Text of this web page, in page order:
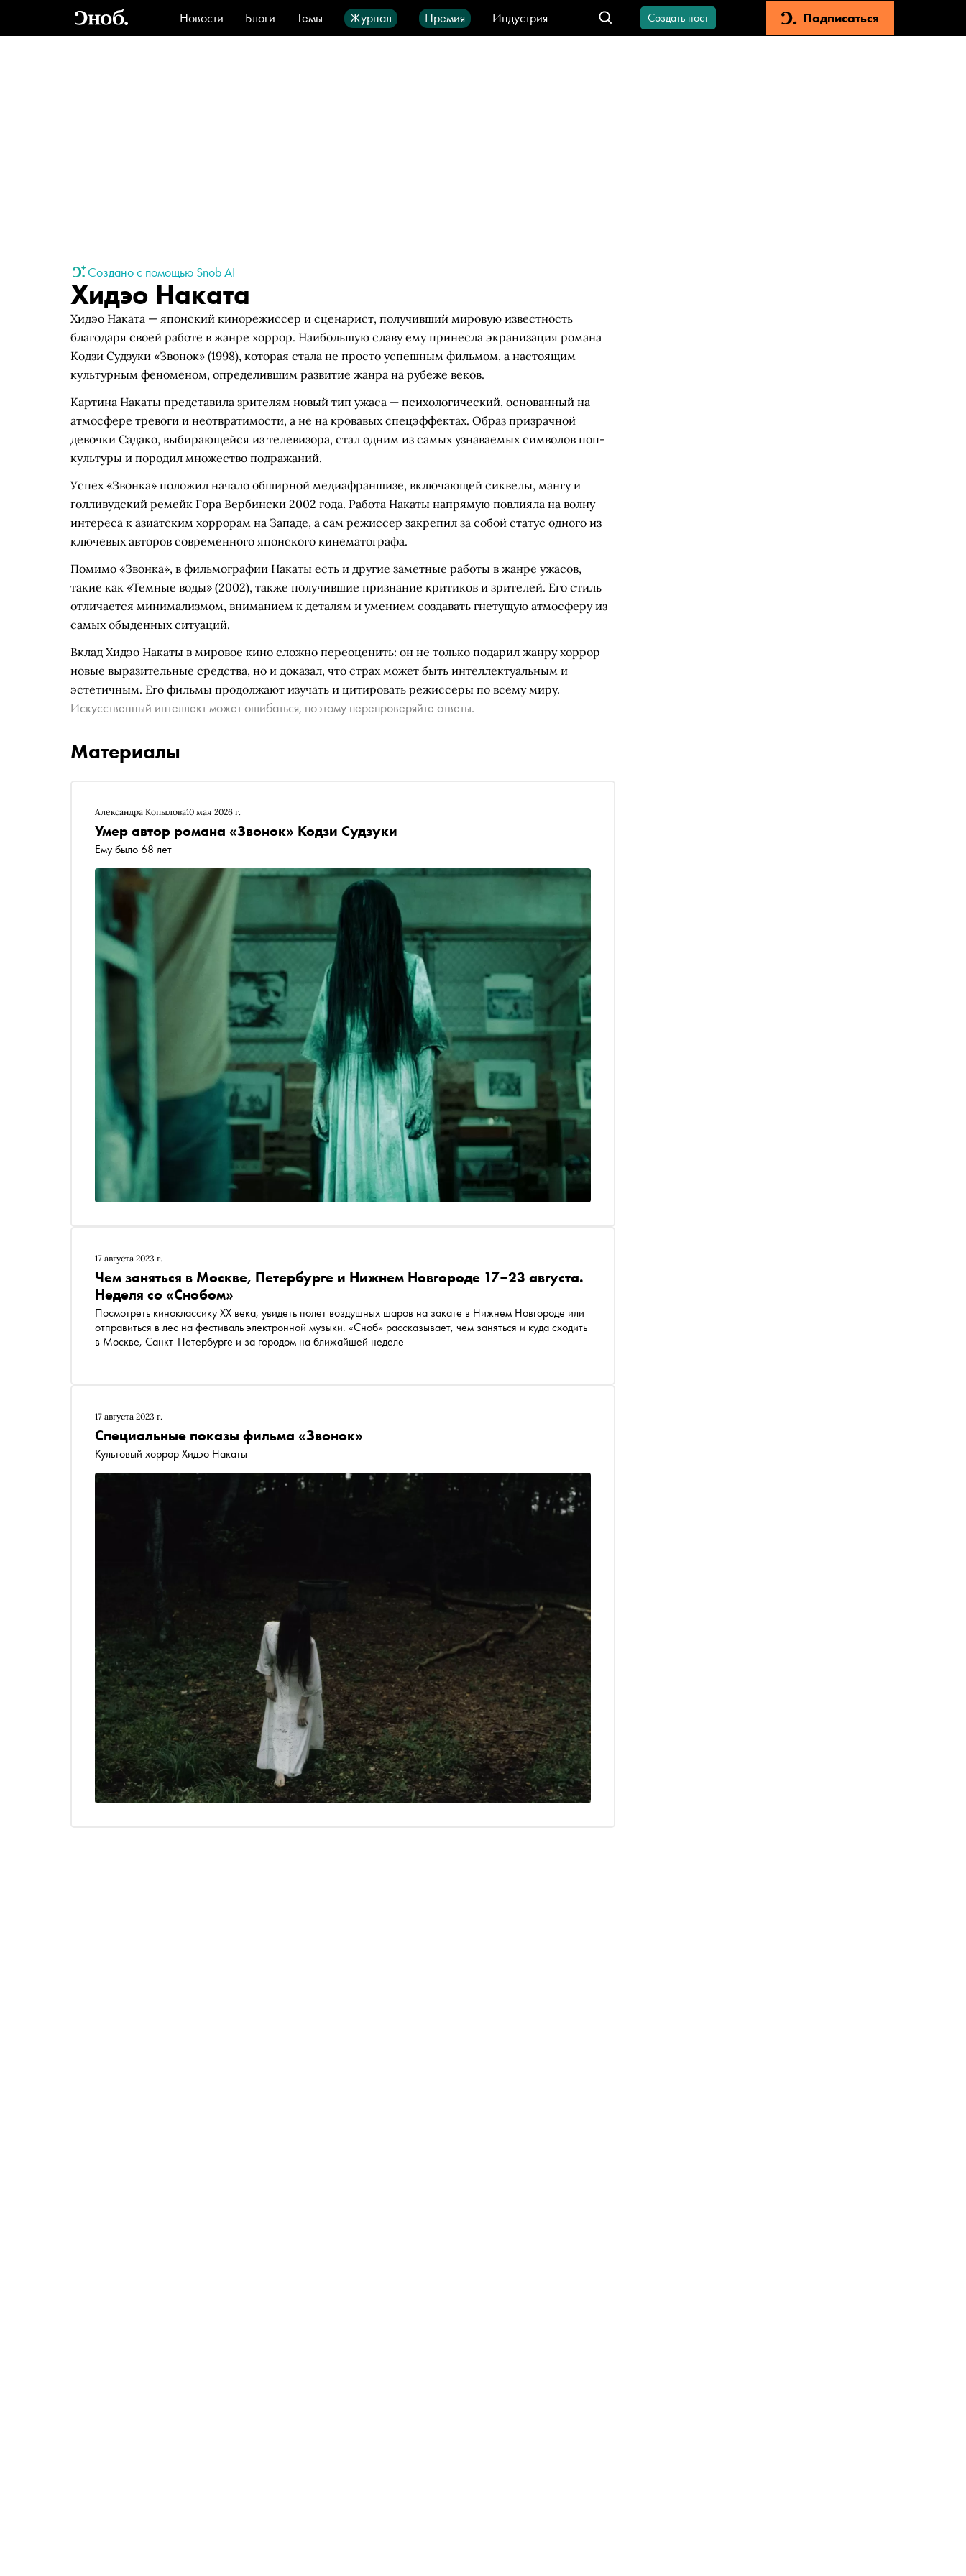
Новости Блоги Темы Журнал Премия
Индустрия
Стиль
Видео Город IT-продукты
Создать пост Подписаться
Создано с помощью Snob AI
Хидэо Наката
Хидэо Наката — японский кинорежиссер и сценарист, получивший мировую известность
благодаря своей работе в жанре хоррор. Наибольшую славу ему принесла экранизация романа
Кодзи Судзуки «Звонок» (1998), которая стала не просто успешным фильмом, а настоящим
культурным феноменом, определившим развитие жанра на рубеже веков.
Картина Накаты представила зрителям новый тип ужаса — психологический, основанный на
атмосфере тревоги и неотвратимости, а не на кровавых спецэффектах. Образ призрачной
девочки Садако, выбирающейся из телевизора, стал одним из самых узнаваемых символов поп-
культуры и породил множество подражаний.
Успех «Звонка» положил начало обширной медиафраншизе, включающей сиквелы, мангу и
голливудский ремейк Гора Вербински 2002 года. Работа Накаты напрямую повлияла на волну
интереса к азиатским хоррорам на Западе, а сам режиссер закрепил за собой статус одного из
ключевых авторов современного японского кинематографа.
Помимо «Звонка», в фильмографии Накаты есть и другие заметные работы в жанре ужасов,
такие как «Темные воды» (2002), также получившие признание критиков и зрителей. Его стиль
отличается минимализмом, вниманием к деталям и умением создавать гнетущую атмосферу из
самых обыденных ситуаций.
Вклад Хидэо Накаты в мировое кино сложно переоценить: он не только подарил жанру хоррор
новые выразительные средства, но и доказал, что страх может быть интеллектуальным и
эстетичным. Его фильмы продолжают изучать и цитировать режиссеры по всему миру.
Искусственный интеллект может ошибаться, поэтому перепроверяйте ответы.
Материалы
Александра Копылова10 мая 2026 г.
Умер автор романа «Звонок» Кодзи Судзуки
Ему было 68 лет
17 августа 2023 г.
Чем заняться в Москве, Петербурге и Нижнем Новгороде 17–23 августа.
Неделя со «Снобом»
Посмотреть киноклассику XX века, увидеть полет воздушных шаров на закате в Нижнем Новгороде или
отправиться в лес на фестиваль электронной музыки. «Сноб» рассказывает, чем заняться и куда сходить
в Москве, Санкт-Петербурге и за городом на ближайшей неделе
17 августа 2023 г.
Специальные показы фильма «Звонок»
Культовый хоррор Хидэо Накаты